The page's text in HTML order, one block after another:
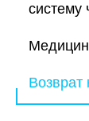
систему
Возврат